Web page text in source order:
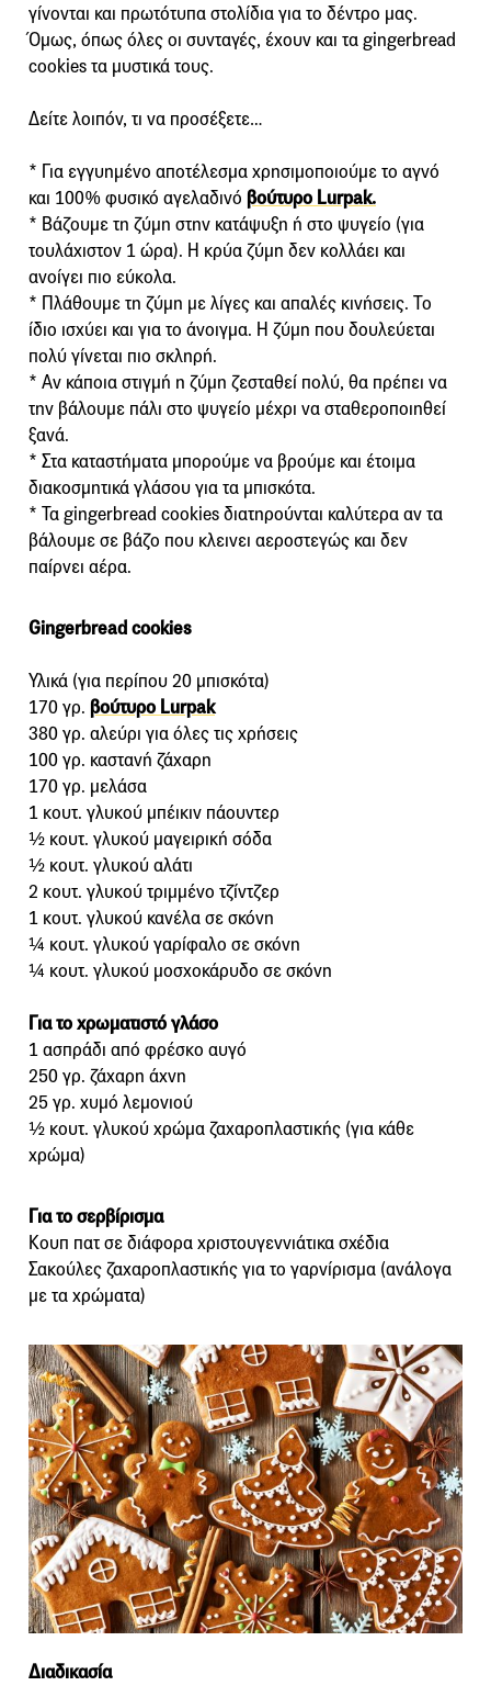
γίνονται και πρωτότυπα στολίδια για το δέντρο μας.
Όμως, όπως όλες οι συνταγές, έχουν και τα gingerbread
cookies τα μυστικά τους.
Δείτε λοιπόν, τι να προσέξετε…
* Για εγγυημένο αποτέλεσμα χρησιμοποιούμε το αγνό
και 100% φυσικό αγελαδινό βούτυρο Lurpak.
* Βάζουμε τη ζύμη στην κατάψυξη ή στο ψυγείο (για
τουλάχιστον 1 ώρα). Η κρύα ζύμη δεν κολλάει και
ανοίγει πιο εύκολα.
* Πλάθουμε τη ζύμη με λίγες και απαλές κινήσεις. Το
ίδιο ισχύει και για το άνοιγμα. Η ζύμη που δουλεύεται
πολύ γίνεται πιο σκληρή.
* Αν κάποια στιγμή η ζύμη ζεσταθεί πολύ, θα πρέπει να
την βάλουμε πάλι στο ψυγείο μέχρι να σταθεροποιηθεί
ξανά.
* Στα καταστήματα μπορούμε να βρούμε και έτοιμα
διακοσμητικά γλάσου για τα μπισκότα.
* Τα gingerbread cookies διατηρούνται καλύτερα αν τα
βάλουμε σε βάζο που κλεινει αεροστεγώς και δεν
παίρνει αέρα.
Gingerbread cookies
Υλικά (για περίπου 20 μπισκότα)
170 γρ. βούτυρο Lurpak
380 γρ. αλεύρι για όλες τις χρήσεις
100 γρ. καστανή ζάχαρη
170 γρ. μελάσα
1 κουτ. γλυκού μπέικιν πάουντερ
½ κουτ. γλυκού μαγειρική σόδα
½ κουτ. γλυκού αλάτι
2 κουτ. γλυκού τριμμένο τζίντζερ
1 κουτ. γλυκού κανέλα σε σκόνη
¼ κουτ. γλυκού γαρίφαλο σε σκόνη
¼ κουτ. γλυκού μοσχοκάρυδο σε σκόνη
Για το χρωματιστό γλάσο
1 ασπράδι από φρέσκο αυγό
250 γρ. ζάχαρη άχνη
25 γρ. χυμό λεμονιού
½ κουτ. γλυκού χρώμα ζαχαροπλαστικής (για κάθε
χρώμα)
Για το σερβίρισμα
Κουπ πατ σε διάφορα χριστουγεννιάτικα σχέδια
Σακούλες ζαχαροπλαστικής για το γαρνίρισμα (ανάλογα
με τα χρώματα)
Διαδικασία